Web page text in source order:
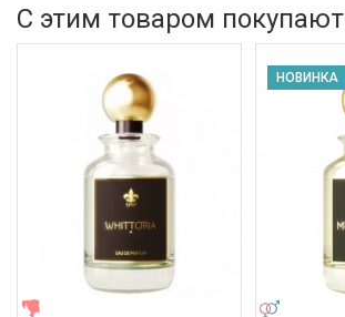
С этим товаром покупают
НОВИНКА